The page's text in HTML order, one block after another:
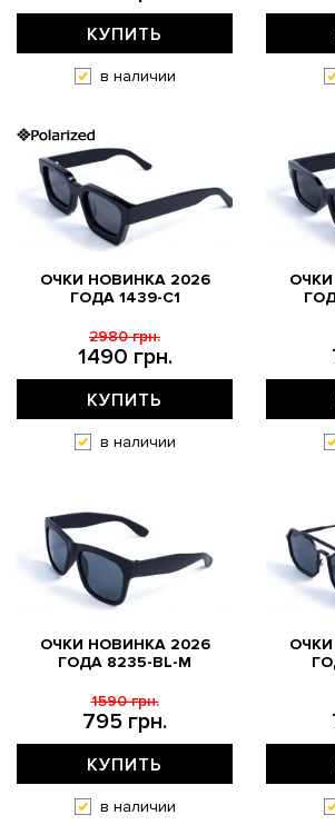
КУПИТЬ
в наличии
ОЧКИ НОВИНКА 2026
ГОДА 1439-C1
1490 грн.
2980 грн.
КУПИТЬ
в наличии
ОЧКИ НОВИНКА 2026
ГОДА 8235-BL-M
795 грн.
1590 грн.
КУПИТЬ
в наличии